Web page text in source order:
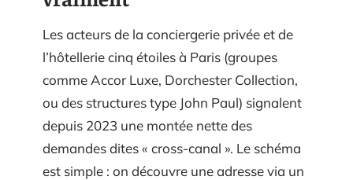
Les acteurs de la conciergerie privée et de
l’hôtellerie cinq étoiles à Paris (groupes
comme Accor Luxe, Dorchester Collection,
ou des structures type John Paul) signalent
depuis 2023 une montée nette des
demandes dites « cross-canal ». Le schéma
est simple : on découvre une adresse via un